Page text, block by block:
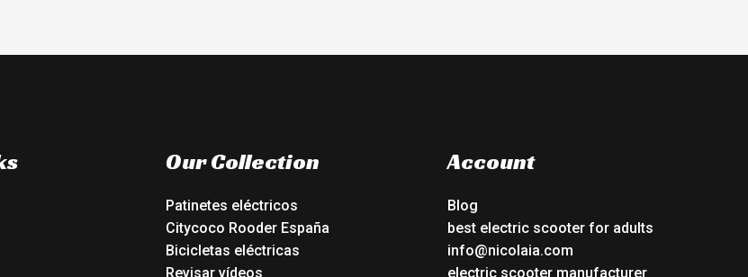
Our Collection
Patinetes eléctricos
Citycoco Rooder España
Bicicletas eléctricas
Revisar vídeos
Account
Blog
best electric scooter for adults
info@nicolaia.com
electric scooter manufacturer